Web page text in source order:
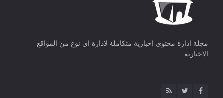
مجلة ادارة محتوى اخبارية متكاملة لادارة اى نوع من المواقع
الاخبارية